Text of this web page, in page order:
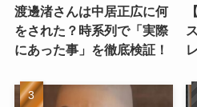
渡邊渚さんは中居正広に何
をされた？時系列で「実際
にあった事」を徹底検証！